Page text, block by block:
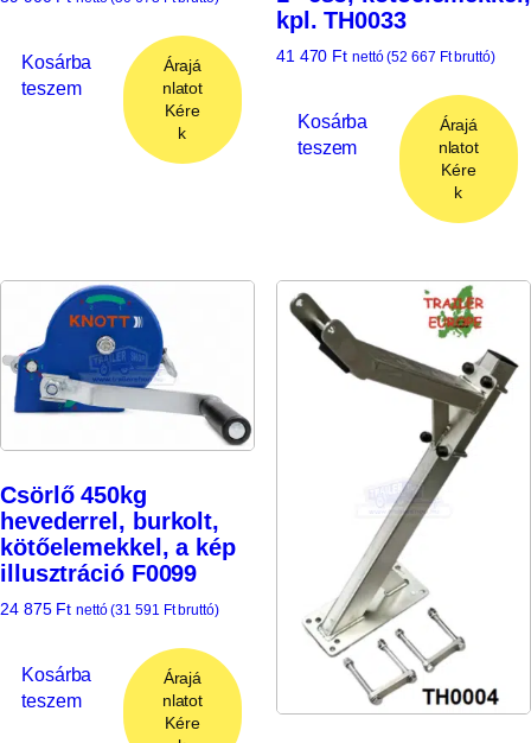
Kosárba
teszem
Árajá
nlatot
Kére
k
kpl. TH0033
41 470 Ft nettó (52 667 Ftbruttó)
Kosárba
teszem
Árajá
nlatot
Kére
k
Csörlő 450kg
hevederrel, burkolt,
kötőelemekkel, a kép
illusztráció F0099
24 875 Ft nettó (31 591 Ftbruttó)
Kosárba
teszem
Árajá
nlatot
Kére